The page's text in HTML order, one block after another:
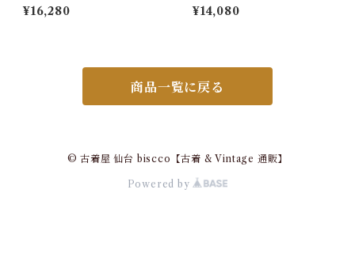
ry Hand Knit / ラルフローレ
ン / ポロカントリー ハンドニ
¥16,280
ルフローレン シルク セーター
古着
¥14,080
商品一覧に戻る
© 古着屋 仙台 biscco【古着 & Vintage 通販】
Powered by